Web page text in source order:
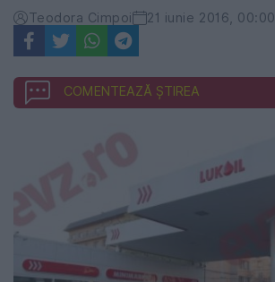
Teodora Cimpoi 21 iunie 2016, 00:00
COMENTEAZĂ ȘTIREA